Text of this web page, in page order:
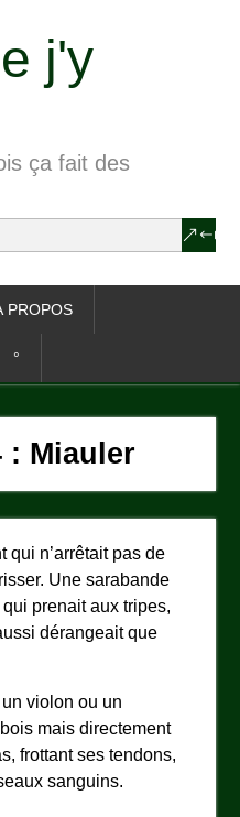
j'y
ça fait des
PROPOS
°
: Miauler
qui n’arrêtait pas de
Une sarabande
prenait aux tripes,
dérangeait que
un violon ou un
mais directement
frottant ses tendons,
sanguins.